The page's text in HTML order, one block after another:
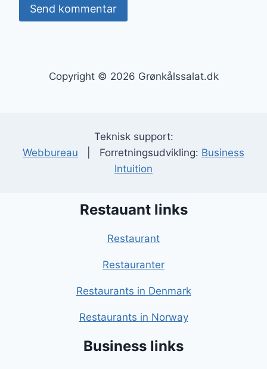
Copyright © 2026 Grønkålssalat.dk
Teknisk support:
Webbureau | Forretningsudvikling: Business
Intuition
Restauant links
Restaurant
Restauranter
Restaurants in Denmark
Restaurants in Norway
Business links